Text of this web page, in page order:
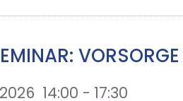
14:00 - 17:30